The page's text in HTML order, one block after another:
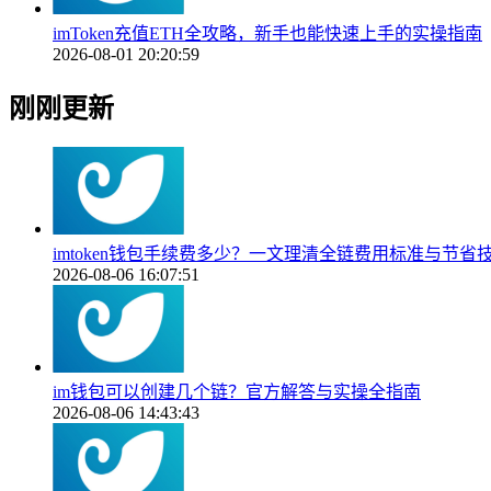
imToken充值ETH全攻略，新手也能快速上手的实操指南
2026-08-01 20:20:59
刚刚更新
imtoken钱包手续费多少？一文理清全链费用标准与节省
2026-08-06 16:07:51
im钱包可以创建几个链？官方解答与实操全指南
2026-08-06 14:43:43